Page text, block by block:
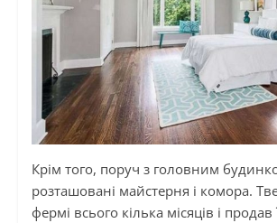
Крім того, поруч з головним
розташовані майстерня і комора.
фермі всього кілька місяців і продав